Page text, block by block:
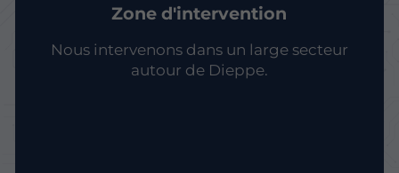
Zone d'intervention
Nous intervenons dans un large secteur
autour de Dieppe.